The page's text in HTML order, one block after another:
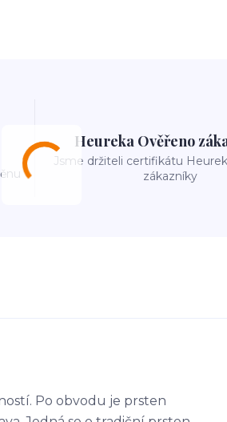
Heureka Ověřeno
Jsme držiteli certifikátu
zákazníky
Po obvodu je prsten